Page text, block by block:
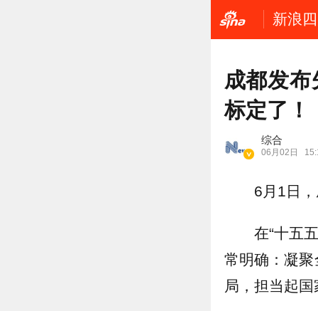
新浪
成都发
标定了！
综合
06月02日
6月1日
在“十五
常明确：凝
局，担当起